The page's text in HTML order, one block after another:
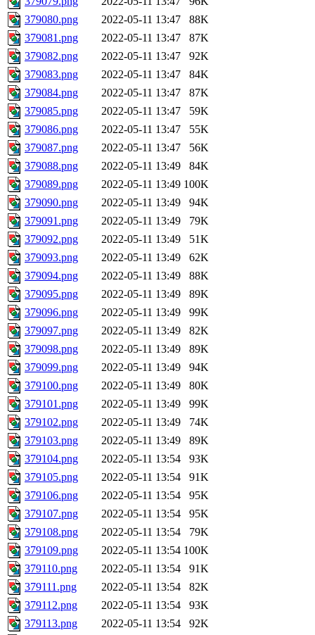
379080.png
2022-05-11 13:47
88K
379081.png
2022-05-11 13:47
87K
379082.png
2022-05-11 13:47
92K
379083.png
2022-05-11 13:47
84K
379084.png
2022-05-11 13:47
87K
379085.png
2022-05-11 13:47
59K
379086.png
2022-05-11 13:47
55K
379087.png
2022-05-11 13:47
56K
379088.png
2022-05-11 13:49
84K
379089.png
2022-05-11 13:49 100K
379090.png
2022-05-11 13:49
94K
379091.png
2022-05-11 13:49
79K
379092.png
2022-05-11 13:49
51K
379093.png
2022-05-11 13:49
62K
379094.png
2022-05-11 13:49
88K
379095.png
2022-05-11 13:49
89K
379096.png
2022-05-11 13:49
99K
379097.png
2022-05-11 13:49
82K
379098.png
2022-05-11 13:49
89K
379099.png
2022-05-11 13:49
94K
379100.png
2022-05-11 13:49
80K
379101.png
2022-05-11 13:49
99K
379102.png
2022-05-11 13:49
74K
379103.png
2022-05-11 13:49
89K
379104.png
2022-05-11 13:54
93K
379105.png
2022-05-11 13:54
91K
379106.png
2022-05-11 13:54
95K
379107.png
2022-05-11 13:54
95K
379108.png
2022-05-11 13:54
79K
379109.png
2022-05-11 13:54 100K
379110.png
2022-05-11 13:54
91K
379111.png
2022-05-11 13:54
82K
379112.png
2022-05-11 13:54
93K
379113.png
2022-05-11 13:54
92K